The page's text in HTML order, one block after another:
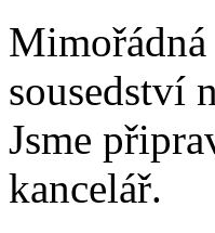
sousedství
Jsme
kancelář.